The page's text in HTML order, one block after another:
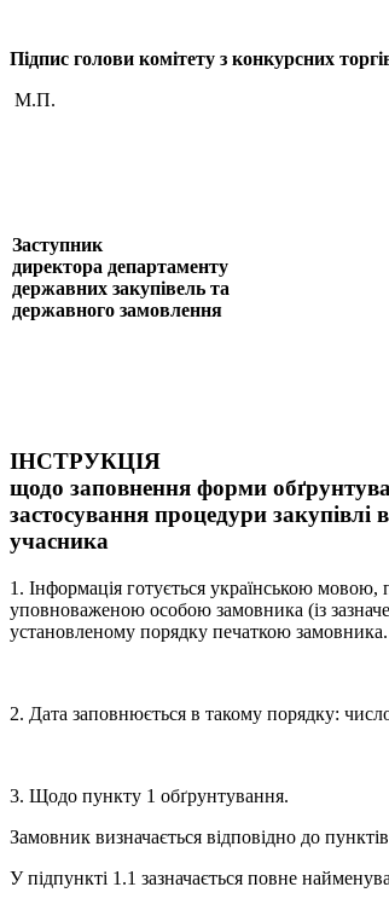
Підпис голови комітету з конкурсних
М.П.
Заступник
директора департаменту
державних закупівель та
державного замовлення
ІНСТРУКЦІЯ
щодо заповнення форми
застосування процедури закупівлі
учасника
1. Інформація готується українською мовою,
уповноваженою особою замовника (із
установленому порядку печаткою замовника.
2. Дата заповнюється в такому порядку:
3. Щодо пункту 1 обґрунтування.
Замовник визначається відповідно до
У підпункті 1.1 зазначається повне